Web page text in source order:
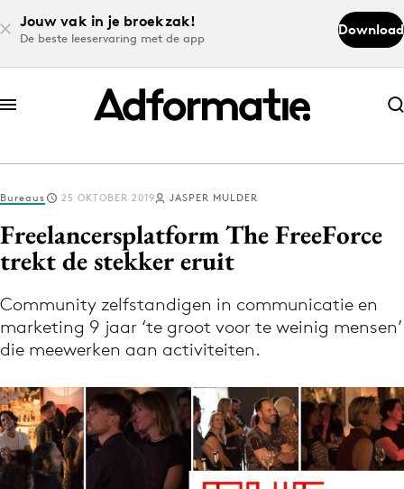
Jouw vak in je broekzak!
De beste leeservaring met de app
Download
Abonneer nu
Abonneer nu
Log in
Volg het laatste nieuws via de Adformatie
Nieuws app
Menu
Bureaus 25 OKTOBER 2019 JASPER MULDER
Freelancersplatform The FreeForce
trekt de stekker eruit
Community zelfstandigen in communicatie en
marketing 9 jaar ‘te groot voor te weinig mensen’
die meewerken aan activiteiten.